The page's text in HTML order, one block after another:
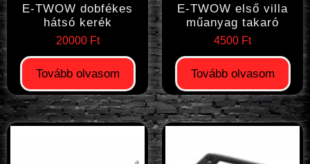
E-TWOW dobfékes
hátsó kerék
20000 Ft
Tovább olvasom
E-TWOW első villa
műanyag takaró
4500 Ft
Tovább olvasom